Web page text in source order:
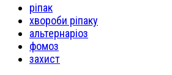
ріпак
хвороби ріпаку
альтернаріоз
фомоз
захист